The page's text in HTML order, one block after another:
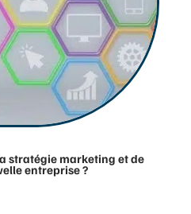
stratégie marketing et de
entreprise ?